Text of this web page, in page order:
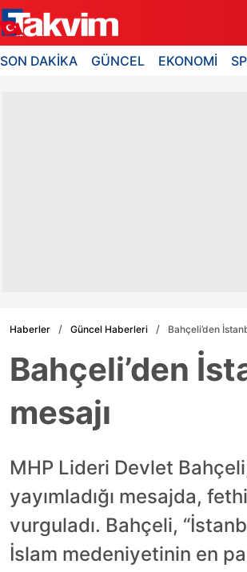
SON DAKİKA GÜNCEL EKONOMİ
Haberler Güncel Haberleri Bahçeli’den
Bahçeli’den
mesajı
MHP Lideri Devlet
yayımladığı mesajda,
vurguladı. Bahçeli,
İslam medeniyetinin en